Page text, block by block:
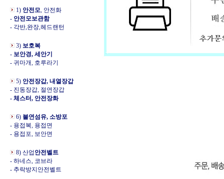
1) 안전모, 안전화
- 안전모보관함
- 각반,완장,헤드랜턴
3) 보호복
- 보안경, 세안기
- 귀마개, 호루라기
5) 안전장갑, 내열장갑
- 진동장갑, 절연장갑
- 체스터, 안전장화
6) 불연섬유, 소방포
- 용접복, 용접면
- 용접포, 보안면
8) 산업 안전벨트
- 하네스, 코브라
- 추락방지안전벨트